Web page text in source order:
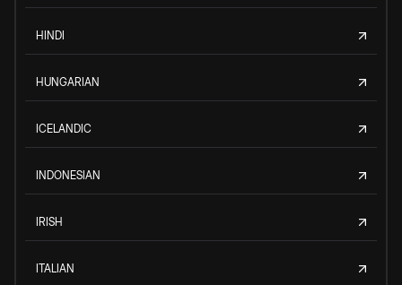
HINDI
HUNGARIAN
ICELANDIC
INDONESIAN
IRISH
ITALIAN